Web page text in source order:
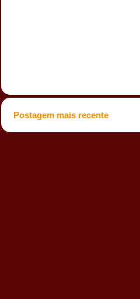
Postagem mais recente